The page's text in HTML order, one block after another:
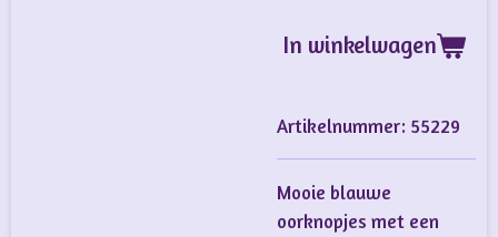
In winkelwagen
Artikelnummer: 55229
Mooie blauwe
oorknopjes met een